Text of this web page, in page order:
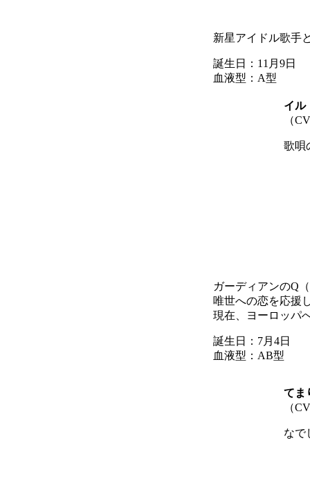
新星アイドル歌手
誕生日：11月9日
血液型：A型
イル
（
歌唄
ガーディアンのQ
唯世への恋を応援
現在、ヨーロッパ
誕生日：7月4日
血液型：AB型
てま
（
なで